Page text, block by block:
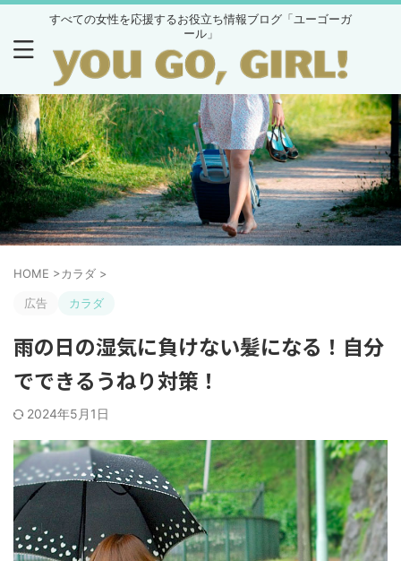
すべての女性を応援するお役立ち情報ブログ「ユーゴーガ
ール」
HOME >カラダ >
広告 カラダ
雨の日の湿気に負けない髪になる！自分
でできるうねり対策！
2024年5月1日